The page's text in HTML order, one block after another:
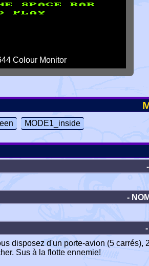
Colour Monitor
MODE1_inside
-
disposez d'un porte-avion (5
Sus à la flotte ennemie!